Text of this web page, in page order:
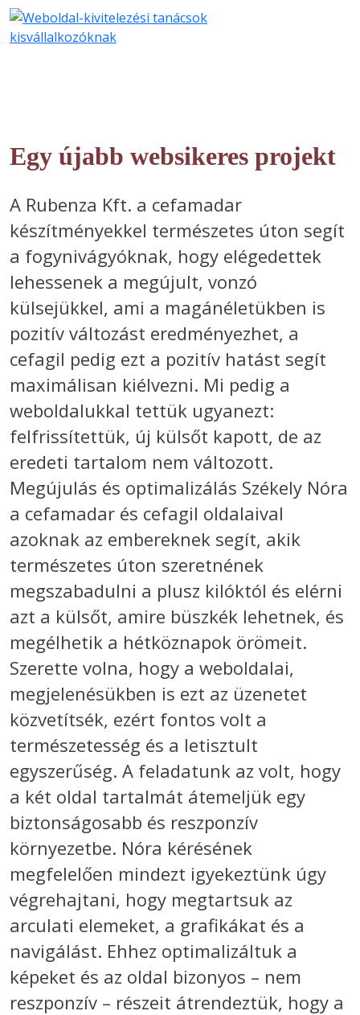
Egy újabb websikeres projekt
A Rubenza Kft. a cefamadar
készítményekkel természetes úton segít
a fogynivágyóknak, hogy elégedettek
lehessenek a megújult, vonzó
külsejükkel, ami a magánéletükben is
pozitív változást eredményezhet, a
cefagil pedig ezt a pozitív hatást segít
maximálisan kiélvezni. Mi pedig a
weboldalukkal tettük ugyanezt:
felfrissítettük, új külsőt kapott, de az
eredeti tartalom nem változott.
Megújulás és optimalizálás Székely Nóra
a cefamadar és cefagil oldalaival
azoknak az embereknek segít, akik
természetes úton szeretnének
megszabadulni a plusz kilóktól és elérni
azt a külsőt, amire büszkék lehetnek, és
megélhetik a hétköznapok örömeit.
Szerette volna, hogy a weboldalai,
megjelenésükben is ezt az üzenetet
közvetítsék, ezért fontos volt a
természetesség és a letisztult
egyszerűség. A feladatunk az volt, hogy
a két oldal tartalmát átemeljük egy
biztonságosabb és reszponzív
környezetbe. Nóra kérésének
megfelelően mindezt igyekeztünk úgy
végrehajtani, hogy megtartsuk az
arculati elemeket, a grafikákat és a
navigálást. Ehhez optimalizáltuk a
képeket és az oldal bizonyos – nem
reszponzív – részeit átrendeztük, hogy a